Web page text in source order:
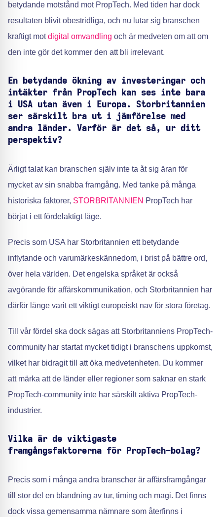
betydande motstånd mot PropTech. Med tiden har dock
resultaten blivit obestridliga, och nu lutar sig branschen
kraftigt motdigital omvandling och är medveten om att om
den inte gör det kommer den att bli irrelevant.
En betydande ökning av investeringar och
intäkter från PropTech kan ses inte bara
i USA utan även i Europa. Storbritannien
ser särskilt bra ut i jämförelse med
andra länder. Varför är det så, ur ditt
perspektiv?
Ärligt talat kan branschen själv inte ta åt sig äran för
mycket av sin snabba framgång. Med tanke på många
historiska faktorer, STORBRITANNIEN PropTech har
börjat i ett fördelaktigt läge.
Precis som USA har Storbritannien ett betydande
inflytande och varumärkeskännedom, i brist på bättre ord,
över hela världen. Det engelska språket är också
avgörande för affärskommunikation, och Storbritannien har
därför länge varit ett viktigt europeiskt nav för stora företag.
Till vår fördel ska dock sägas att Storbritanniens PropTech-
community har startat mycket tidigt i branschens uppkomst,
vilket har bidragit till att öka medvetenheten. Du kommer
att märka att de länder eller regioner som saknar en stark
PropTech-community inte har särskilt aktiva PropTech-
industrier.
Vilka är de viktigaste
framgångsfaktorerna för PropTech-bolag?
Precis som i många andra branscher är affärsframgångar
till stor del en blandning av tur, timing och magi. Det finns
dock vissa gemensamma nämnare som återfinns i